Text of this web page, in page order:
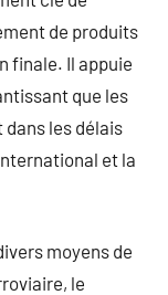
de produits
finale. Il appuie
que les
les délais
et la
moyens de
le